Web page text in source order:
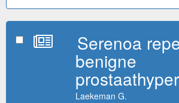
Serenoa
benigne
Laekeman G.